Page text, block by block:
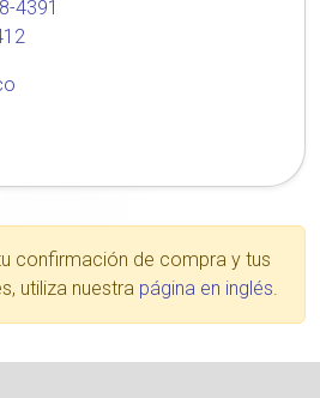
4391
confirmación de compra y tus
utiliza nuestra página en inglés.